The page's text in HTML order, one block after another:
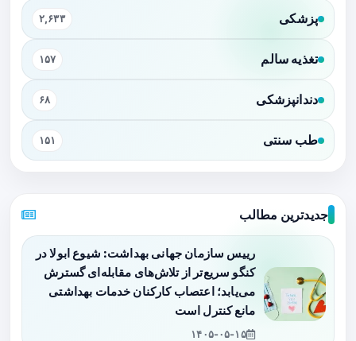
پزشکی ۲,۶۳۳
تغذیه سالم ۱۵۷
دندانپزشکی ۶۸
طب سنتی ۱۵۱
جدیدترین مطالب
رییس سازمان جهانی بهداشت: شیوع ابولا در
کنگو سریع‌تر از تلاش‌های مقابله‌ای گسترش
می‌یابد؛ اعتصاب کارکنان خدمات بهداشتی
مانع کنترل است
۱۴۰۵-۰۵-۱۵